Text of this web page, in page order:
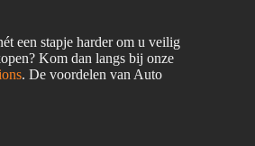
een stapje harder om u veilig
Kom dan langs bij onze
. De voordelen van Auto